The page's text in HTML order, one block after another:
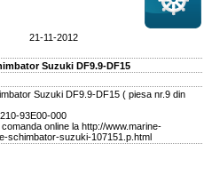
21-11-2012
Suzuki DF9.9-DF15
Suzuki DF9.9-DF15 ( piesa nr.9 din
93E00-000
online la http://www.marine-
schimbator-suzuki-107151.p.html